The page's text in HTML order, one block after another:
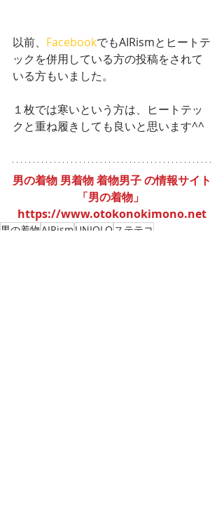
以前、 FacebookでもAIRismとヒートテ
ックを併用している方の投稿をされて
いる方もいました。
１枚では寒いという方は、ヒートテッ
クと重ね履きしても良いと思います^^
男の着物 男着物 着物男子 の情報サイト
「男の着物」
https://www.otokonokimono.net
男の着物 AIRism UNIQLO ステテコ